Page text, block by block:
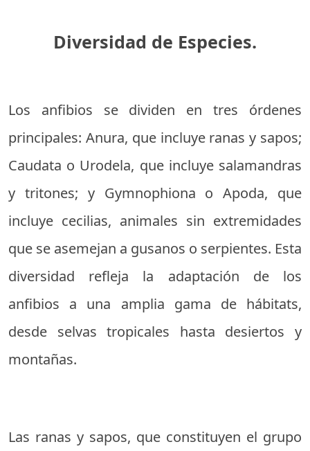
Diversidad de Especies.
Los anfibios se dividen en tres órdenes
principales: Anura, que incluye ranas y sapos;
Caudata o Urodela, que incluye salamandras
y tritones; y Gymnophiona o Apoda, que
incluye cecilias, animales sin extremidades
que se asemejan a gusanos o serpientes. Esta
diversidad refleja la adaptación de los
anfibios a una amplia gama de hábitats,
desde selvas tropicales hasta desiertos y
montañas.
Las ranas y sapos, que constituyen el grupo